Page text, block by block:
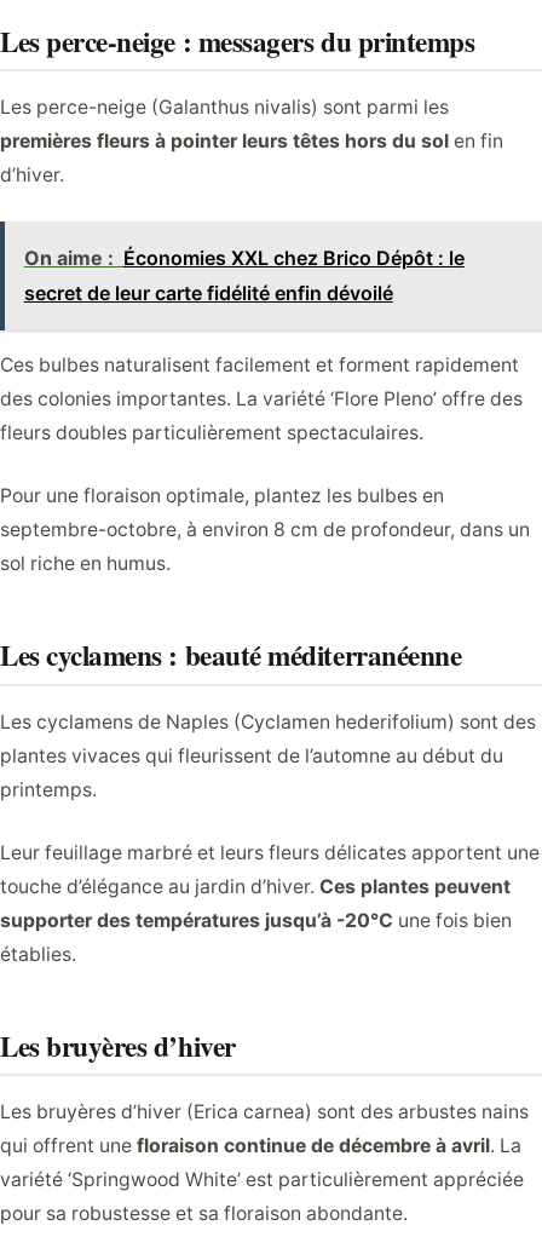
Les perce-neige : messagers du printemps
Les perce-neige (Galanthus nivalis) sont parmi les
premières fleurs à pointer leurs têtes hors du sol en fin
d’hiver.
On aime : Économies XXL chez Brico Dépôt : le
secret de leur carte fidélité enfin dévoilé
Ces bulbes naturalisent facilement et forment rapidement
des colonies importantes. La variété ‘Flore Pleno’ offre des
fleurs doubles particulièrement spectaculaires.
Pour une floraison optimale, plantez les bulbes en
septembre-octobre, à environ 8 cm de profondeur, dans un
sol riche en humus.
Les cyclamens : beauté méditerranéenne
Les cyclamens de Naples (Cyclamen hederifolium) sont des
plantes vivaces qui fleurissent de l’automne au début du
printemps.
Leur feuillage marbré et leurs fleurs délicates apportent une
touche d’élégance au jardin d’hiver. Ces plantes peuvent
supporter des températures jusqu’à -20°C une fois bien
établies.
Les bruyères d’hiver
Les bruyères d’hiver (Erica carnea) sont des arbustes nains
qui offrent une floraison continue de décembre à avril. La
variété ‘Springwood White’ est particulièrement appréciée
pour sa robustesse et sa floraison abondante.